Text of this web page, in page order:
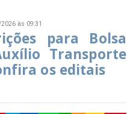
às 09:31
para Bolsa
Transporte
os editais